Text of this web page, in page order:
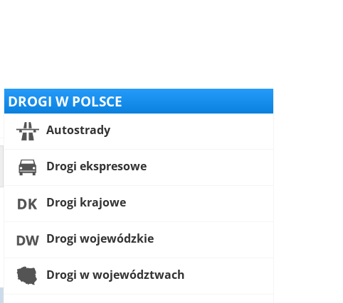
DROGI W POLSCE
Autostrady
Drogi ekspresowe
Drogi krajowe
Drogi wojewódzkie
Drogi w województwach